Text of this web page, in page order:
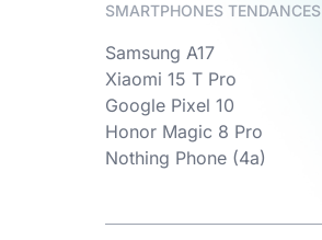
SMARTPHONES TENDANCES
Samsung A17
Xiaomi 15 T Pro
Google Pixel 10
Honor Magic 8 Pro
Nothing Phone (4a)